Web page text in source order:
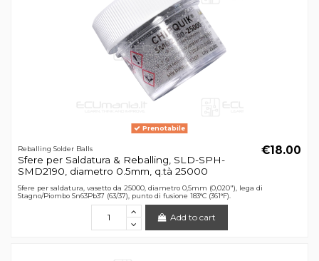
Prenotabile
Reballing Solder Balls
Sfere per Saldatura & Reballing, SLD-SPH-
SMD2190, diametro 0.5mm, q.tà 25000
€18.00
Sfere per saldatura, vasetto da 25000, diametro 0,5mm (0,020"), lega di
Stagno/Piombo Sn63Pb37 (63/37), punto di fusione 183°C (361°F).
Add to cart